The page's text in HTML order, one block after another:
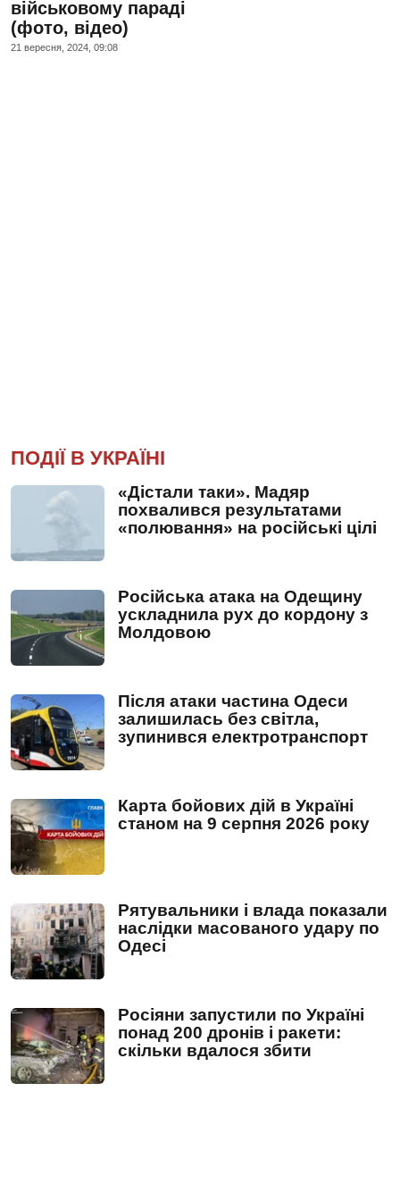
військовому параді
(фото, відео)
21 вересня, 2024, 09:08
ПОДІЇ В УКРАЇНІ
«Дістали таки». Мадяр
похвалився результатами
«полювання» на російські цілі
Російська атака на Одещину
ускладнила рух до кордону з
Молдовою
Після атаки частина Одеси
залишилась без світла,
зупинився електротранспорт
Карта бойових дій в Україні
станом на 9 серпня 2026 року
Рятувальники і влада показали
наслідки масованого удару по
Одесі
Росіяни запустили по Україні
понад 200 дронів і ракети:
скільки вдалося збити